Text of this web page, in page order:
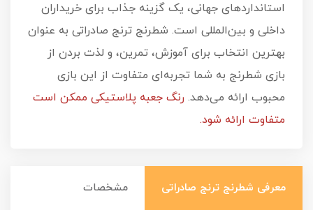
استانداردهای جهانی، یک گزینه جذاب برای خریداران
داخلی و بین‌المللی است. شطرنج ترنج صادراتی به عنوان
بهترین انتخاب برای آموزش، تمرین، و لذت بردن از
بازی شطرنج به شما تجربه‌ای متفاوت از این بازی
محبوب ارائه می‌دهد. رنگ جعبه پلاستیکی ممکن است
متفاوت ارائه شود.
معرفی شطرنج ترنج صادراتی مشخصات